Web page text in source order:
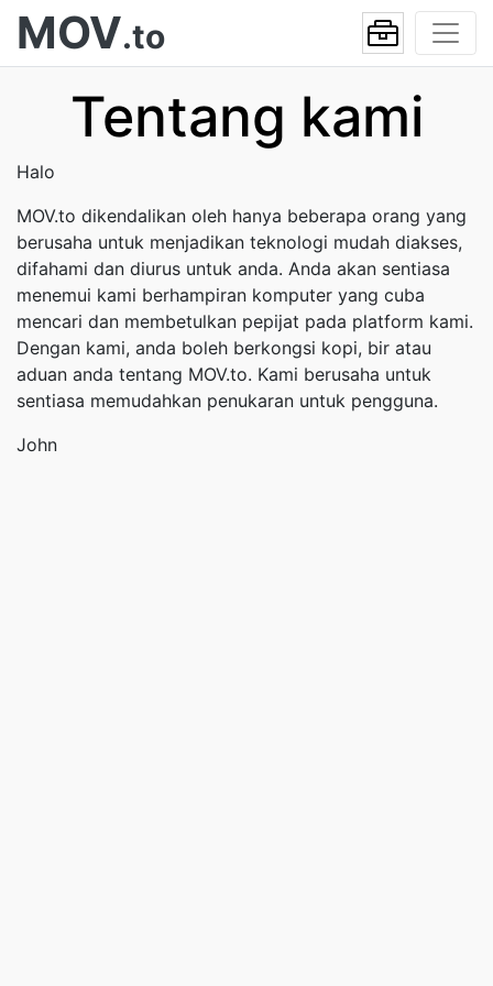
MOV.to
Tentang kami
Halo
MOV.to dikendalikan oleh hanya beberapa orang yang
berusaha untuk menjadikan teknologi mudah diakses,
difahami dan diurus untuk anda. Anda akan sentiasa
menemui kami berhampiran komputer yang cuba
mencari dan membetulkan pepijat pada platform kami.
Dengan kami, anda boleh berkongsi kopi, bir atau
aduan anda tentang MOV.to. Kami berusaha untuk
sentiasa memudahkan penukaran untuk pengguna.
John